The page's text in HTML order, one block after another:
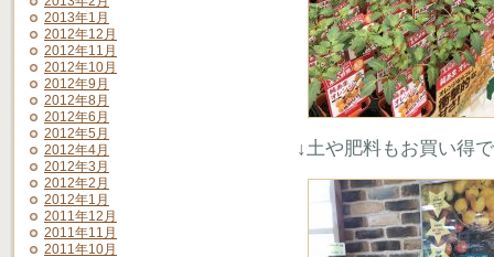
2013年1月
2012年12月
2012年11月
2012年10月
2012年9月
2012年8月
2012年6月
2012年5月
2012年4月
2012年3月
2012年2月
2012年1月
2011年12月
2011年11月
2011年10月
↓土や肥料もお買い得